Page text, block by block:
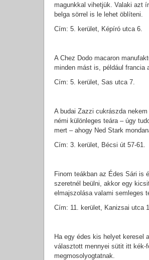
magunkkal vihetjük. Valaki azt
belga sörrel is le lehet öblíteni.
Cím: 5. kerület, Képíró utca 6.
A Chez Dodo macaron
minden mást is, például
Cím: 5. kerület, Sas utca 7.
A budai Zazzi cukrászda
némi különleges teára – úgy
mert – ahogy Ned Stark
Cím: 3. kerület, Bécsi út 57-61.
Finom teákban az Édes Sári is
szeretnél beülni, akkor egy
elmajszolása valami semleges
Cím: 11. kerület, Kanizsai utca
Ha egy édes kis helyet keresel
választott mennyei sütit itt kék-
megmosolyogtatnak.